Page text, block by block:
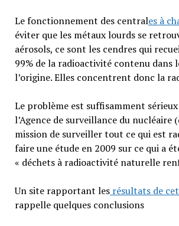
Le fonctionnement des centrales à
éviter que les métaux lourds se
aérosols, ce sont les cendres qui
99% de la radioactivité contenu dans
l’origine. Elles concentrent donc la
Le problème est suffisamment
l’Agence de surveillance du nucléaire
mission de surveiller tout ce qui est
faire une étude en 2009 sur ce qui a
« déchets à radioactivité naturelle
Un site rapportant lesrésultats de
rappelle quelques conclusions